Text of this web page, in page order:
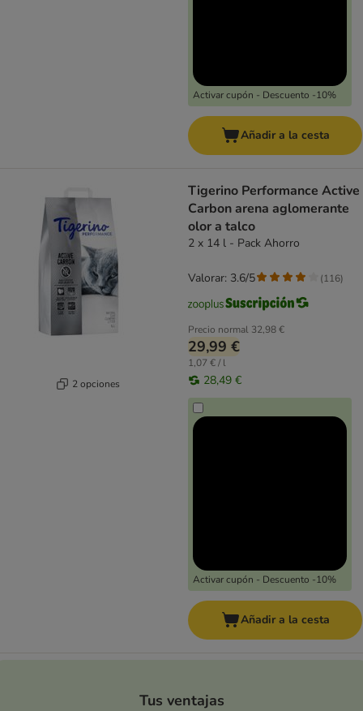
Activar cupón - Descuento -10%
Añadir a la cesta
2 opciones
Tigerino Performance Active
Carbon arena aglomerante
olor a talco
2 x 14 l - Pack Ahorro
Precio normal 32,98 €
29,99 €
1,07 € / l
28,49 €
Activar cupón - Descuento -10%
Valorar: 3.6/5 (116)
Añadir a la cesta
Tus ventajas